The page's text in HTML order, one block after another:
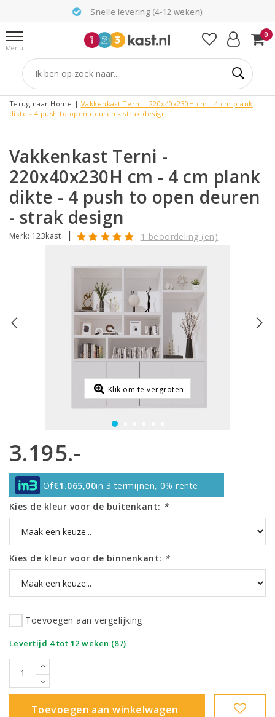
Snelle levering (4-12 weken)
Menu
0
Terug naar Home | Vakkenkast Terni - 220x40x230H cm - 4 cm plank
dikte - 4 push to open deuren - strak design
Vakkenkast Terni -
220x40x230H cm - 4 cm plank
dikte - 4 push to open deuren
- strak design
Merk: 123kast | 1 beoordeling (en)
Klik om te vergroten
3.195.-
Of€1.065,00in 3 termijnen, 0% rente.
Kies de kleur voor de buitenkant: *
Kies de kleur voor de binnenkant: *
Toevoegen aan vergelijking
Levertijd 4 tot 12 weken (87)
Toevoegen aan winkelwagen